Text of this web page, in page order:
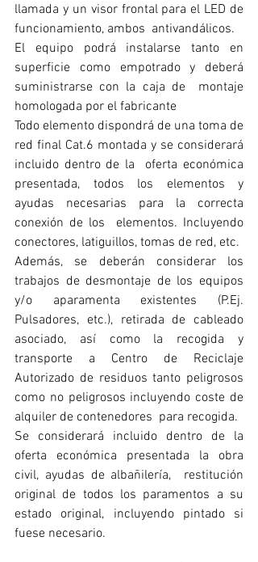
llamada y un visor frontal para el LED de
funcionamiento, ambos  antivandálicos.
El equipo podrá instalarse tanto en
superficie como empotrado y deberá
suministrarse con la caja de  montaje
homologada por el fabricante
Todo elemento dispondrá de una toma de
red final Cat.6 montada y se considerará
incluido dentro de la  oferta económica
presentada, todos los elementos y
ayudas necesarias para la correcta
conexión de los  elementos. Incluyendo
conectores, latiguillos, tomas de red, etc.
Además, se deberán considerar los
trabajos de desmontaje de los equipos
y/o aparamenta existentes (P.Ej.
Pulsadores, etc.), retirada de cableado
asociado, así como la recogida y
transporte a Centro de Reciclaje
Autorizado de residuos tanto peligrosos
como no peligrosos incluyendo coste de
alquiler de contenedores  para recogida.
Se considerará incluido dentro de la
oferta económica presentada la obra
civil, ayudas de albañilería,  restitución
original de todos los paramentos a su
estado original, incluyendo pintado si
fuese necesario.